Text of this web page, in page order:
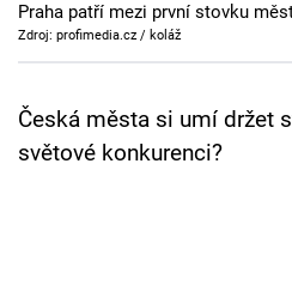
TV Program
Praha patří mezi první stovku
Zdroj: profimedia.cz / koláž
Česká města si umí držet
světové konkurenci?